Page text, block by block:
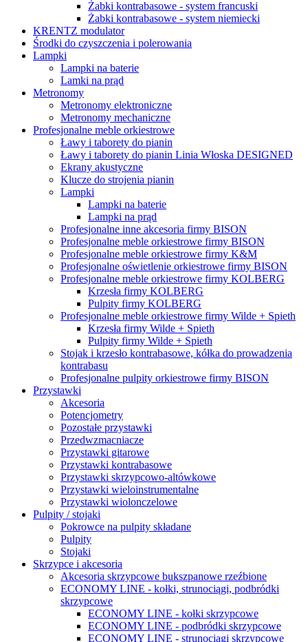
Żabki kontrabasowe - system francuski
Żabki kontrabasowe - system niemiecki
KRENTZ modulator
Środki do czyszczenia i polerowania
Lampki
Lampki na baterie
Lamki na prąd
Metronomy
Metronomy elektroniczne
Metronomy mechaniczne
Profesjonalne meble orkiestrowe
Ławy i taborety do pianin
Ławy i taborety do pianin Linia Włoska DESIGNED
Ekrany akustyczne
Klucze do strojenia pianin
Lampki
Lampki na baterie
Lampki na prąd
Profesjonalne inne akcesoria firmy BISON
Profesjonalne meble orkiestrowe firmy BISON
Profesjonalne meble orkiestrowe firmy K&M
Profesjonalne oświetlenie orkiestrowe firmy BISON
Profesjonalne meble orkiestrowe firmy KOLBERG
Krzesła firmy KOLBERG
Pulpity firmy KOLBERG
Profesjonalne meble orkiestrowe firmy Wilde + Spieth
Krzesła firmy Wilde + Spieth
Pulpity firmy Wilde + Spieth
Stojak i krzesło kontrabasowe, kółka do prowadzenia
kontrabasu
Profesjonalne pulpity orkiestrowe firmy BISON
Przystawki
Akcesoria
Potencjometry
Pozostałe przystawki
Przedwzmacniacze
Przystawki gitarowe
Przystawki kontrabasowe
Przystawki skrzypcowo-altówkowe
Przystawki wieloinstrumentalne
Przystawki wiolonczelowe
Pulpity / stojaki
Pokrowce na pulpity składane
Pulpity
Stojaki
Skrzypce i akcesoria
Akcesoria skrzypcowe bukszpanowe rzeźbione
ECONOMY LINE - kołki, strunociągi, podbródki
skrzypcowe
ECONOMY LINE - kołki skrzypcowe
ECONOMY LINE - podbródki skrzypcowe
ECONOMY LINE - strunociągi skrzypcowe